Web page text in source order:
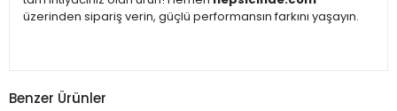
üzerinden sipariş verin, güçlü performansın farkını yaşayın.
Benzer Ürünler